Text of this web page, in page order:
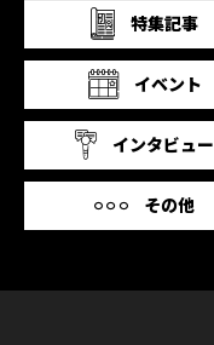
特集記事
イベント
インタビュー
その他